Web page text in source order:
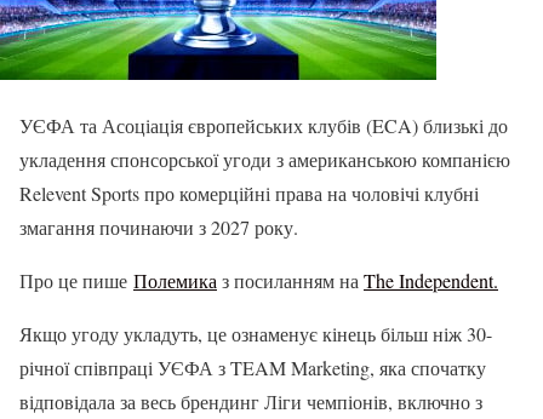
УЄФА та Асоціація європейських клубів (ECA) близькі до
укладення спонсорської угоди з американською компанією
Relevent Sports про комерційні права на чоловічі клубні
змагання починаючи з 2027 року.
Про це пише Полемика з посиланням на The Independent.
Якщо угоду укладуть, це ознаменує кінець більш ніж 30-
річної співпраці УЄФА з TEAM Marketing, яка спочатку
відповідала за весь брендинг Ліги чемпіонів, включно з